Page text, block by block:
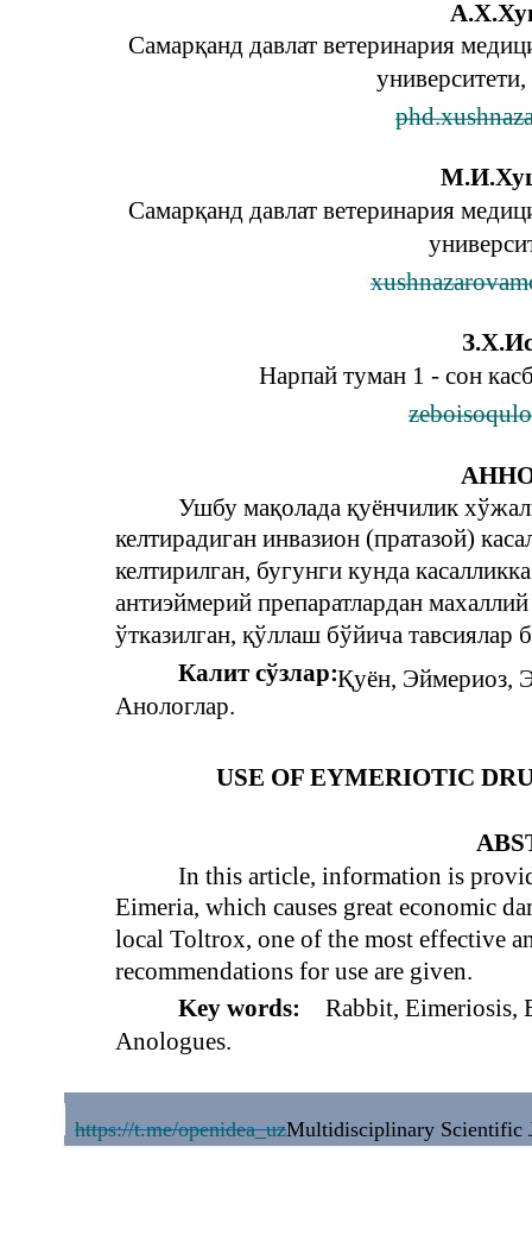
https://t.me/openidea_uzMultidisciplinary Scientific
Самарқанд давлат ветеринария
Самарқанд давлат ветеринария
Нарпай туман 1 - сон
Ушбу мақолада қуёнчилик
келтирадиган инвазион (пратазой)
келтирилган, бугунги кунда
антиэймерий препаратлардан
ўтказилган, қўллаш бўйича тавсиялар
Калит сўзлар:Қуён, Эймериоз,
Анологлар.
USE OF EYMERIOTIC
In this article, information is
Eimeria, which causes great economic
local Toltrox, one of the most effective
recommendations for use are given.
Key words:
Rabbit, Eimeriosis,
Anologues.